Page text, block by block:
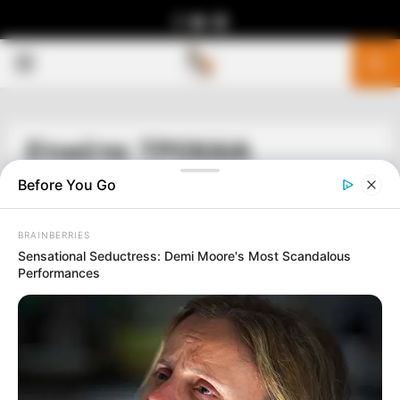
Ετικέτα: ΤΡΟΧΑΙΑ
Before You Go
BRAINBERRIES
Sensational Seductress: Demi Moore's Most Scandalous
Performances